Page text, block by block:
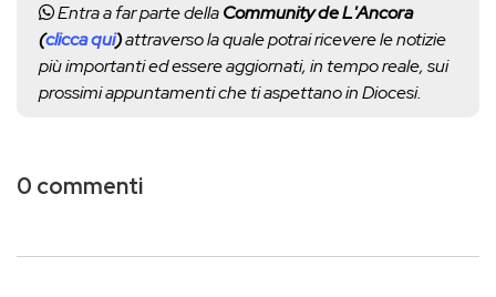
Entra a far parte dellaCommunity de L'Ancora
(clicca qui)attraverso la quale potrai ricevere le notizie
più importanti ed essere aggiornati, in tempo reale, sui
prossimi appuntamenti che ti aspettano in Diocesi.
0 commenti